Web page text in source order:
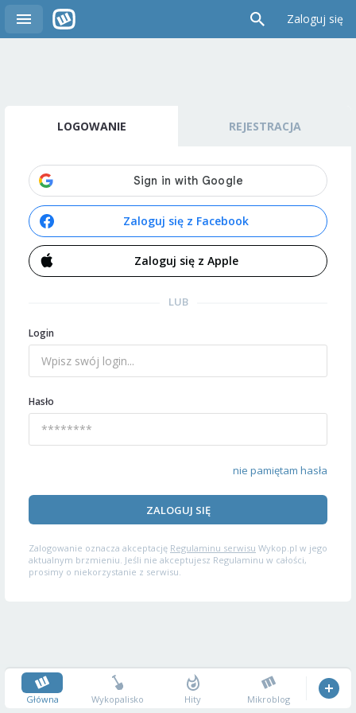
Zaloguj się
LOGOWANIE REJESTRACJA
Zaloguj się z Facebook
Zaloguj się z Apple
LUB
Login
Hasło
nie pamiętam hasła
ZALOGUJ SIĘ
Zalogowanie oznacza akceptację Regulaminu serwisu Wykop.pl w jego
aktualnym brzmieniu. Jeśli nie akceptujesz Regulaminu w całości,
prosimy o niekorzystanie z serwisu.
Główna Wykopalisko Hity Mikroblog